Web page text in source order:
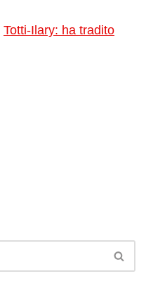
Totti-Ilary: ha tradito